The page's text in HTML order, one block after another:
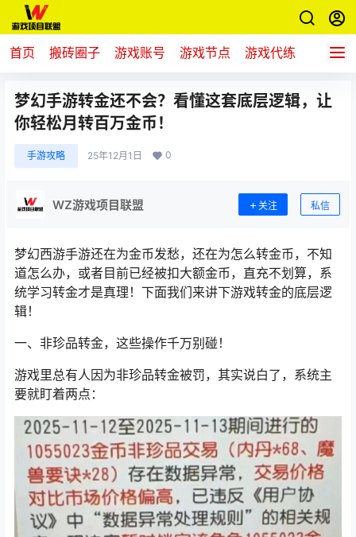
首页 搬砖圈子 游戏账号 游戏节点 游戏代练 新游推
梦幻手游转金还不会？看懂这套底层逻辑，让
你轻松月转百万金币！
手游攻略 25年12月1日 0
WZ游戏项目联盟 关注 私信
梦幻西游手游还在为金币发愁，还在为怎么转金币，不知
道怎么办，或者目前已经被扣大额金币，直充不划算，系
统学习转金才是真理！下面我们来讲下游戏转金的底层逻
辑！
一、非珍品转金，这些操作千万别碰！
游戏里总有人因为非珍品转金被罚，其实说白了，系统主
要就盯着两点：